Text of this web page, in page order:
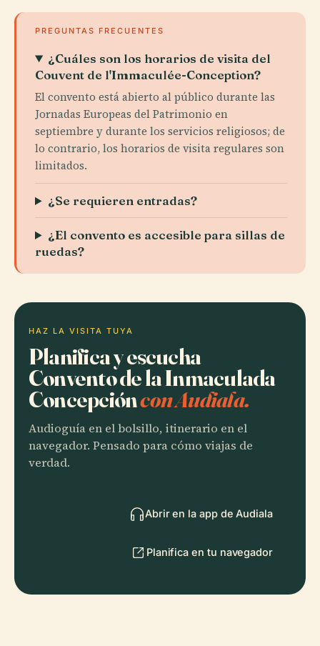
PREGUNTAS FRECUENTES
¿Cuáles son los horarios de visita del
Couvent de l'Immaculée-Conception?
El convento está abierto al público durante las
Jornadas Europeas del Patrimonio en
septiembre y durante los servicios religiosos; de
lo contrario, los horarios de visita regulares son
limitados.
¿Se requieren entradas?
¿El convento es accesible para sillas de
ruedas?
HAZ LA VISITA TUYA
Planifica y escucha
Convento de la Inmaculada
Concepcióncon Audiala.
Audioguía en el bolsillo, itinerario en el
navegador. Pensado para cómo viajas de
verdad.
Abrir en la app de Audiala
Planifica en tu navegador